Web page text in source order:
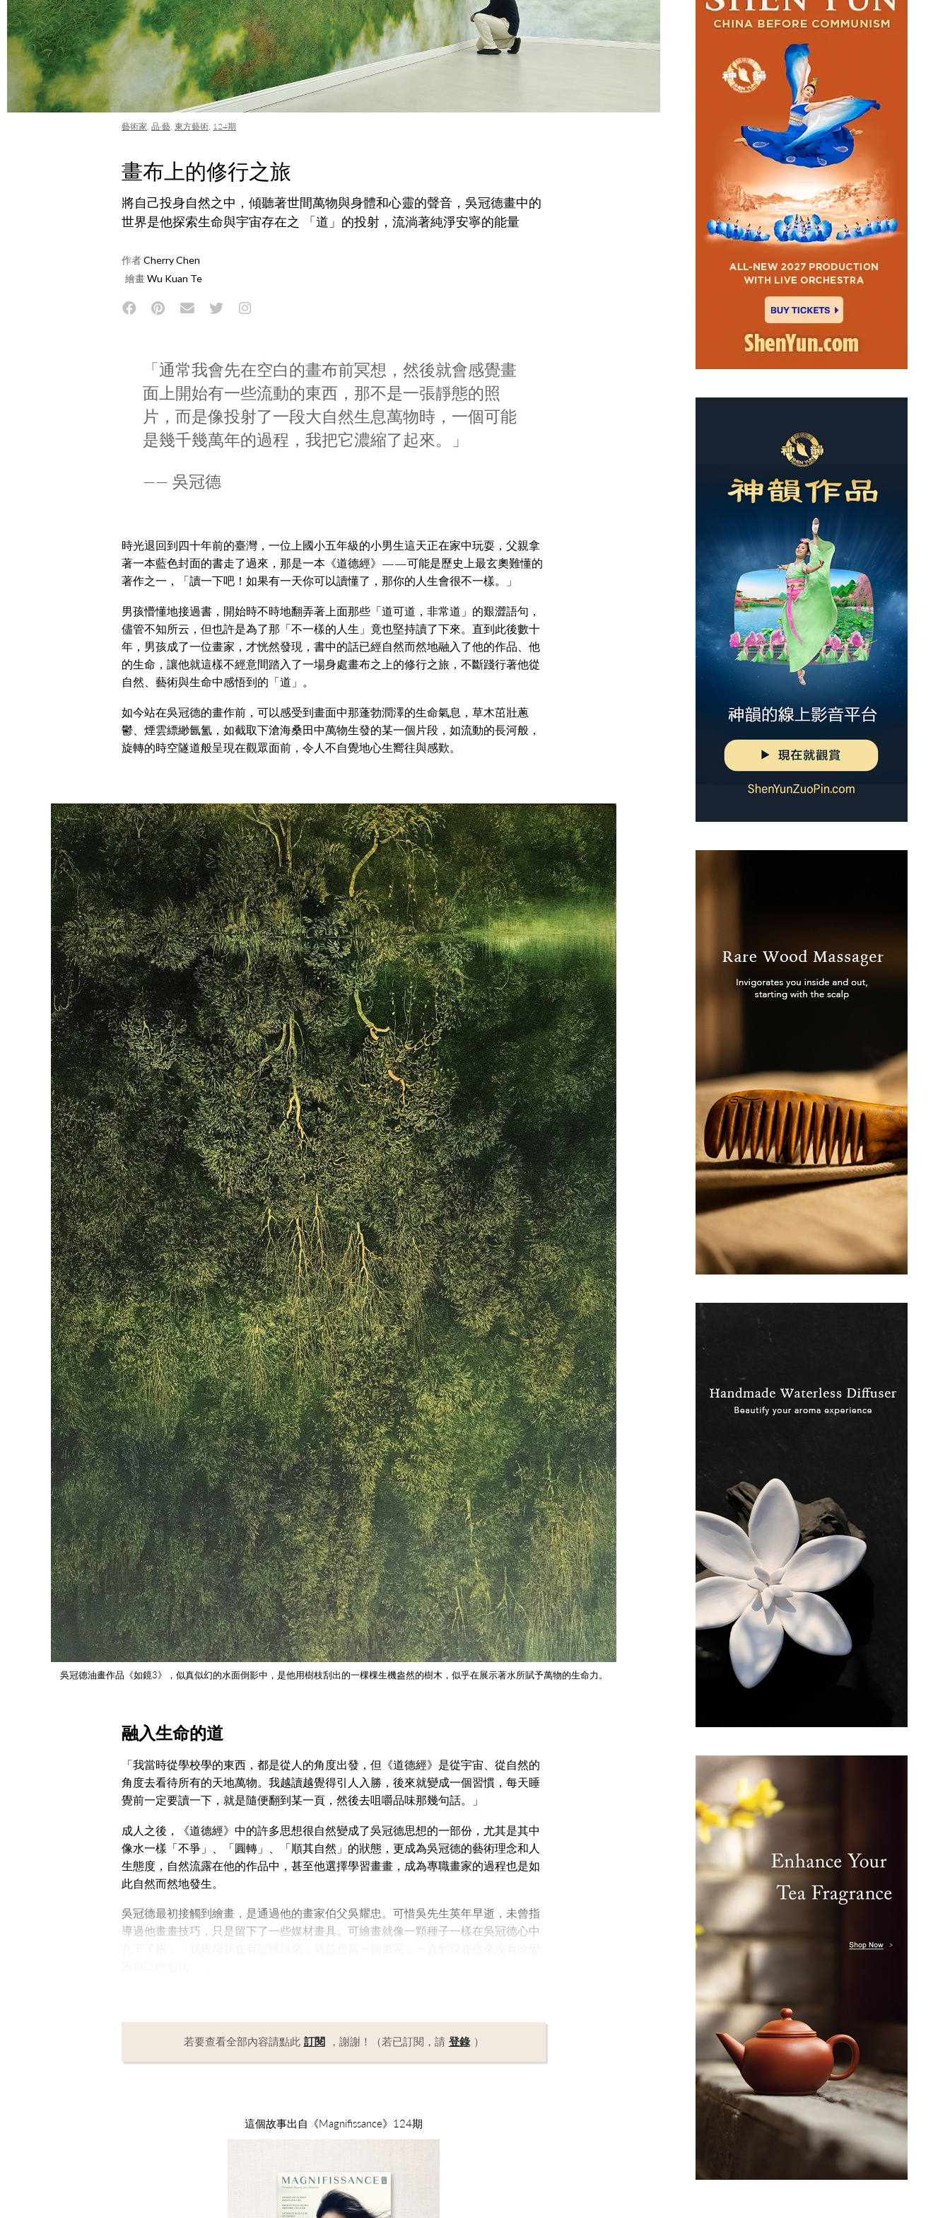
藝術家 品·藝 東方藝術 124期
畫布上的修行之旅
將自己投身自然之中，傾聽著世間萬物與身體和心靈的聲音，吳冠德畫中的
世界是他探索生命與宇宙存在之 「道」的投射，流淌著純淨安寧的能量
作者Cherry Chen
繪畫Wu Kuan Te
「通常我會先在空白的畫布前冥想，然後就會感覺畫
面上開始有一些流動的東西，那不是一張靜態的照
片，而是像投射了一段大自然生息萬物時，一個可能
是幾千幾萬年的過程，我把它濃縮了起來。」
—— 吳冠德
時光退回到四十年前的臺灣，一位上國小五年級的小男生這天正在家中玩耍，父親拿
著一本藍色封面的書走了過來，那是一本《道德經》——可能是歷史上最玄奧難懂的
著作之一，「讀一下吧！如果有一天你可以讀懂了，那你的人生會很不一樣。」
男孩懵懂地接過書，開始時不時地翻弄著上面那些「道可道，非常道」的艱澀語句，
儘管不知所云，但也許是為了那「不一樣的人生」竟也堅持讀了下來。直到此後數十
年，男孩成了一位畫家，才恍然發現，書中的話已經自然而然地融入了他的作品、他
的生命，讓他就這樣不經意間踏入了一場身處畫布之上的修行之旅，不斷踐行著他從
自然、藝術與生命中感悟到的「道」。
如今站在吳冠德的畫作前，可以感受到畫面中那蓬勃潤澤的生命氣息，草木茁壯蔥
鬱、煙雲縹緲氤氳，如截取下滄海桑田中萬物生發的某一個片段，如流動的長河般，
旋轉的時空隧道般呈現在觀眾面前，令人不自覺地心生嚮往與感歎。
吳冠德油畫作品《如鏡3》，似真似幻的水面倒影中，是他用樹枝刮出的一棵棵生機盎然的樹木，似乎在展示著水所賦予萬物的生命力。
融入生命的道
「我當時從學校學的東西，都是從人的角度出發，但《道德經》是從宇宙、從自然的
角度去看待所有的天地萬物。我越讀越覺得引人入勝，後來就變成一個習慣，每天睡
覺前一定要讀一下，就是隨便翻到某一頁，然後去咀嚼品味那幾句話。」
成人之後，《道德經》中的許多思想很自然變成了吳冠德思想的一部份，尤其是其中
像水一樣「不爭」、「圓轉」、「順其自然」的狀態，更成為吳冠德的藝術理念和人
生態度，自然流露在他的作品中，甚至他選擇學習畫畫，成為專職畫家的過程也是如
此自然而然地發生。
吳冠德最初接觸到繪畫，是通過他的畫家伯父吳耀忠。可惜吳先生英年早逝，未曾指
導過他畫畫技巧，只是留下了一些媒材畫具。可繪畫就像一顆種子一樣在吳冠德心中
若要查看全部內容請點此 訂閱 ，謝謝！（若已訂閱，請 登錄 ）
這個故事出自《Magnifissance》124期